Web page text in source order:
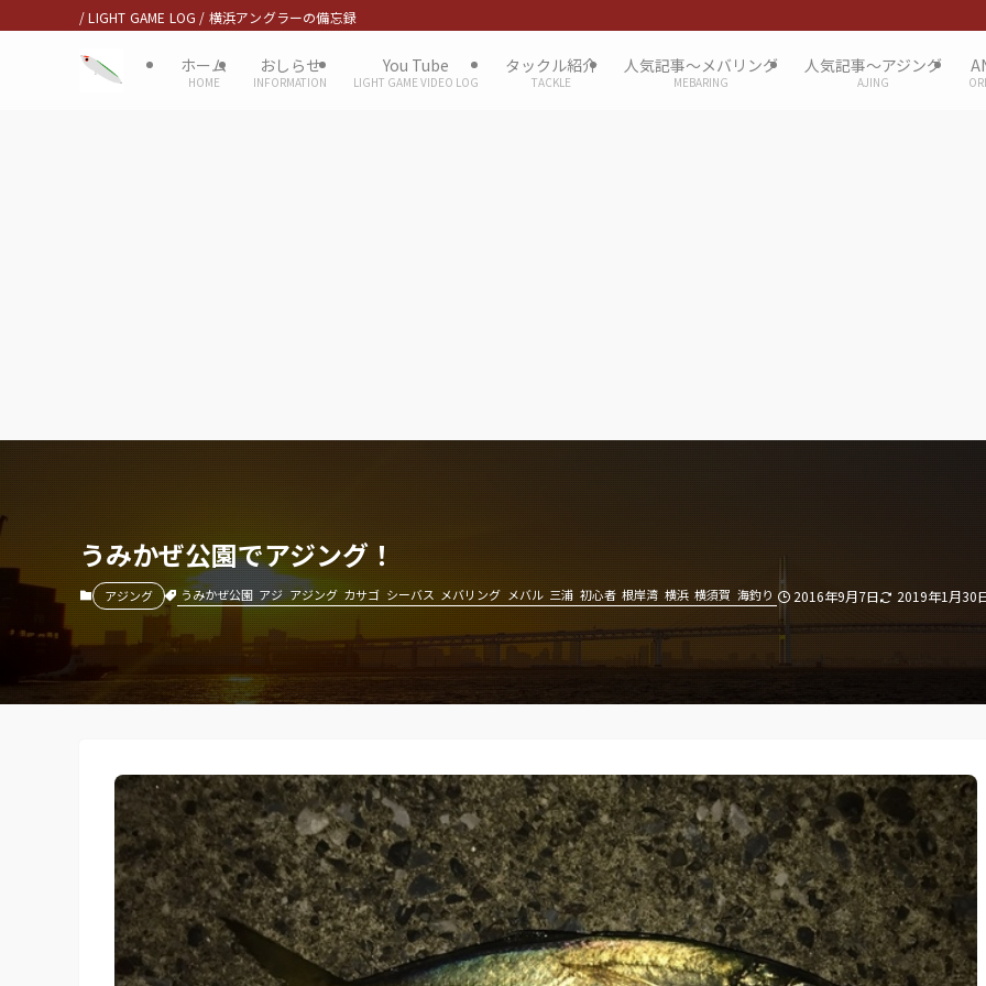
/ LIGHT GAME LOG / 横浜アングラーの備忘録
ホーム
HOME
おしらせ
INFORMATION
You Tube
LIGHT GAME VIDEO LOG
タックル紹介
TACKLE
人気記事〜メバリング
MEBARING
人気記事〜アジング
AJING
うみかぜ公園でアジング！
アジング うみかぜ公園 アジ アジング カサゴ シーバス メバリング メバル 三浦 初心者 根岸湾 横浜 横須賀 海釣り 2016年9月7日 2019年1月30